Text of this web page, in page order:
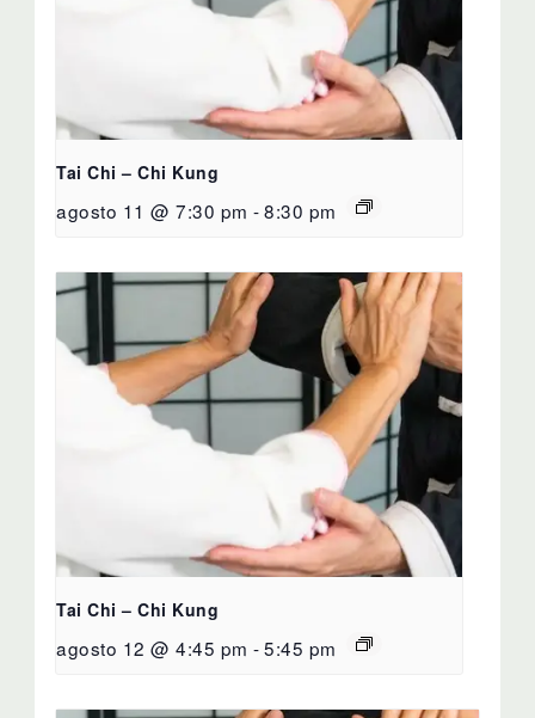
Tai Chi – Chi Kung
agosto 11 @ 7:30 pm -8:30 pm
Tai Chi – Chi Kung
agosto 12 @ 4:45 pm -5:45 pm